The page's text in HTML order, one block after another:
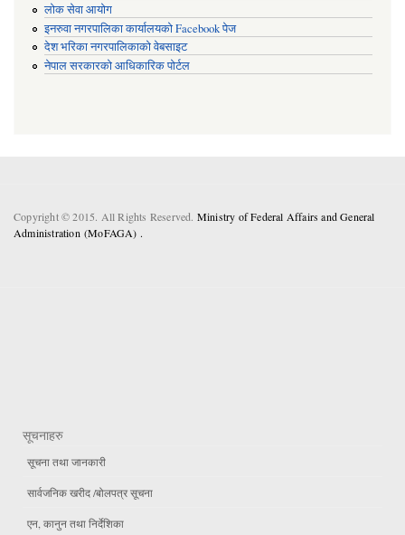
लोक सेवा आयोग
इनरुवा नगरपालिका कार्यालयको Facebook पेज
देश भरिका नगरपालिकाको वेबसाइट
नेपाल सरकारको आधिकारिक पोर्टल
Copyright © 2015. All Rights Reserved. Ministry of Federal Affairs and General
Administration (MoFAGA) .
सूचनाहरु
सूचना तथा जानकारी
सार्वजनिक खरीद /बोलपत्र सूचना
एन, कानुन तथा निर्देशिका